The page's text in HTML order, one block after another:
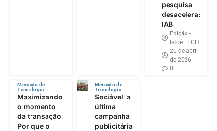
pesquisa
desacelera:
IAB
Edição -
Istoé TECH
20 de abril
de 2026
0
Mercado de
Tecnologia
Maximizando
o momento
da transação:
Por que o
Mercado de
Tecnologia
Sociável: a
última
campanha
publicitária